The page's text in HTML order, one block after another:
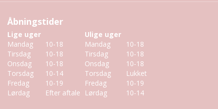
Åbningstider
Lige uger
Ulige uger
Mandag
10-18 Mandag
10-18
Tirsdag
10-18 Tirsdag
10-18
Onsdag
10-18 Onsdag
10-18
Torsdag
10-14 Torsdag
Lukket
Fredag
10-19 Fredag
10-19
Lørdag
Efter aftale Lørdag 10-14